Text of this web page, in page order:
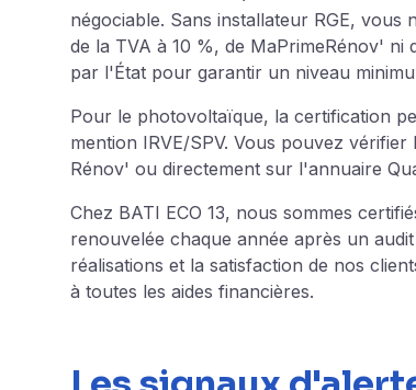
négociable. Sans installateur RGE,
de la TVA à 10 %, de MaPrimeRénov' ni
par l'État pour garantir un niveau
Pour le photovoltaïque, la certification
mention IRVE/SPV. Vous pouvez
Rénov' ou directement sur l'annuaire
Chez BATI ECO 13, nous sommes
renouvelée chaque année après un
réalisations et la satisfaction de nos
à toutes les aides financières.